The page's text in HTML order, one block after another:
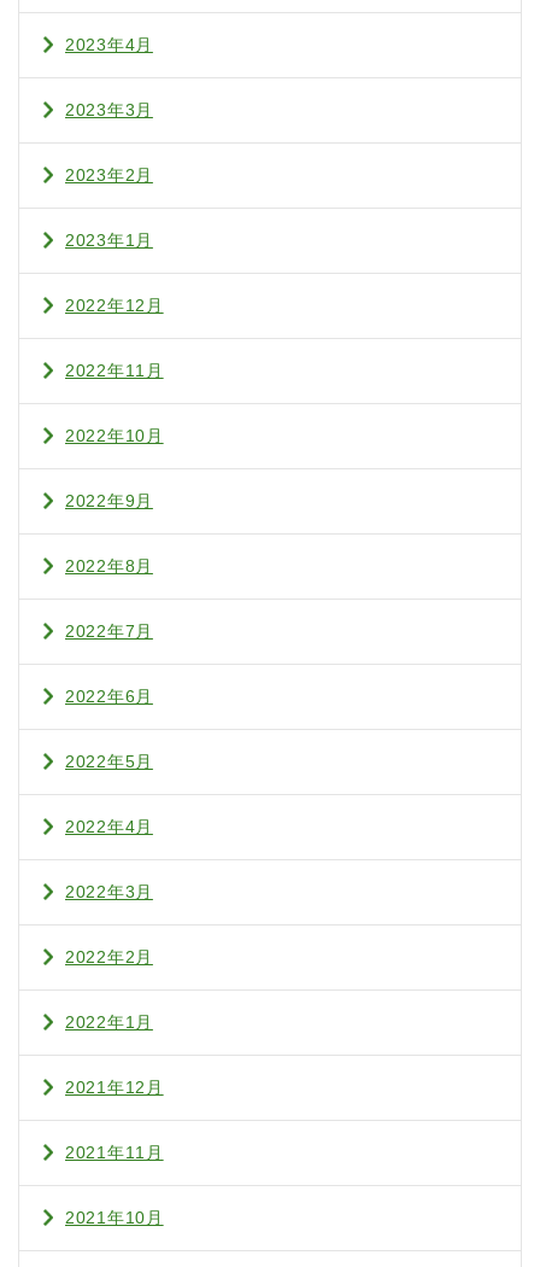
2023年4月
2023年3月
2023年2月
2023年1月
2022年12月
2022年11月
2022年10月
2022年9月
2022年8月
2022年7月
2022年6月
2022年5月
2022年4月
2022年3月
2022年2月
2022年1月
2021年12月
2021年11月
2021年10月